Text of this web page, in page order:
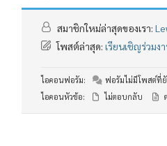
สมาชิกใหม่ล่าสุดของเรา:
โพสต์ล่าสุด: เรียนเชิญร่วม
ไอคอนฟอรัม:
ฟอรัมไม่มีโพสต์ที่ยั
ไอคอนหัวข้อ:
ไม่ตอบกลับ